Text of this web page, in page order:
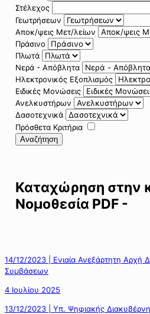
Στέλεχος
Γεωτρήσεων
Αποκ/ψεις Μετ/λείων
Πράσινο
Πλωτά
Νερά - Απόβλητα
Ηλεκτρονικός Εξοπλισμός
Ειδικές Μονώσεις
Ανελκυστήρων
Δασοτεχνικά
Πρόσθετα Κριτήρια
Αναζήτηση
Καταχώρηση στην
Νομοθεσία PDF -
14/12/2023 | Ενιαία Ανεξάρτητη Αρχή
Συμβάσεων
4 Ιουλίου 2025
13/12/2023 | Υπ. Ψηφιακής